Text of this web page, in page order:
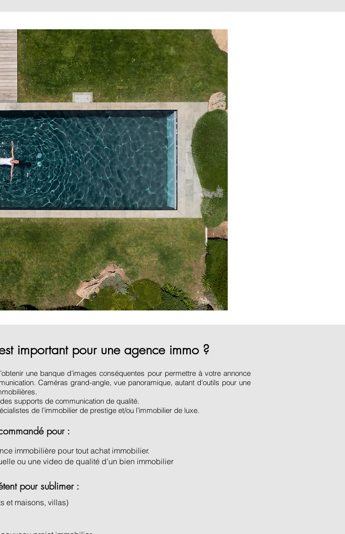
important pour une agence immo ?
une banque d’images conséquentes pour permettre à votre annonce
Caméras grand-angle, vue panoramique, autant d'outils pour une
supports de communication de qualité.
de l’immobilier de prestige et/ou l’immobilier de luxe.
pour :
immobilière pour tout achat immobilier.
ou une video de qualité d’un bien immobilier
pour sublimer :
et maisons, villas)